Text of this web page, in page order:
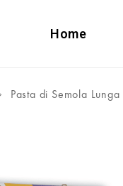
Home
Pasta di Semola Lunga